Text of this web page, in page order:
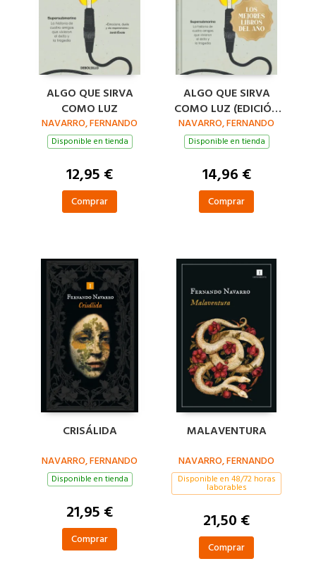
ALGO QUE SIRVA
COMO LUZ
NAVARRO, FERNANDO
Disponible en tienda
12,95 €
Comprar
ALGO QUE SIRVA
COMO LUZ (EDICIÓN
LIMITADA · NAVIDAD
GRANDES ÉXITOS)
NAVARRO, FERNANDO
Disponible en tienda
14,96 €
Comprar
CRISÁLIDA
NAVARRO, FERNANDO
Disponible en tienda
21,95 €
Comprar
MALAVENTURA
NAVARRO, FERNANDO
Disponible en 48/72 horas
laborables
21,50 €
Comprar